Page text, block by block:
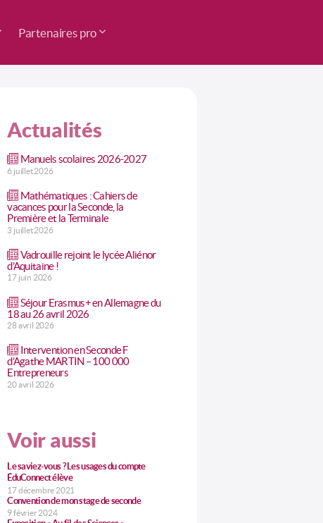
Partenaires pro
Actualités
Manuels scolaires 2026-2027
6 juillet 2026
Mathématiques : Cahiers de
vacances pour la Seconde, la
Première et la Terminale
3 juillet 2026
Vadrouille rejoint le lycée Aliénor
d’Aquitaine !
17 juin 2026
Séjour Erasmus+ en Allemagne du
18 au 26 avril 2026
28 avril 2026
Intervention en Seconde F
d’Agathe MARTIN – 100 000
Entrepreneurs
20 avril 2026
Voir aussi
Le saviez-vous ? Les usages du compte
ÉduConnect élève
17 décembre 2021
Convention de mon stage de seconde
9 février 2024